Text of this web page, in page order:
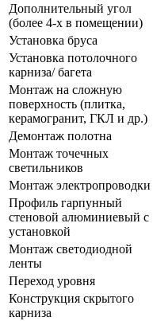
Дополнительный угол
(более 4-х в помещении)
Установка бруса
Установка потолочного
карниза/ багета
Монтаж на сложную
поверхность (плитка,
керамогранит, ГКЛ и др.)
Демонтаж полотна
Монтаж точечных
светильников
Монтаж электропроводки
Профиль гарпунный
стеновой алюминиевый с
установкой
Монтаж светодиодной
ленты
Переход уровня
Конструкция скрытого
карниза